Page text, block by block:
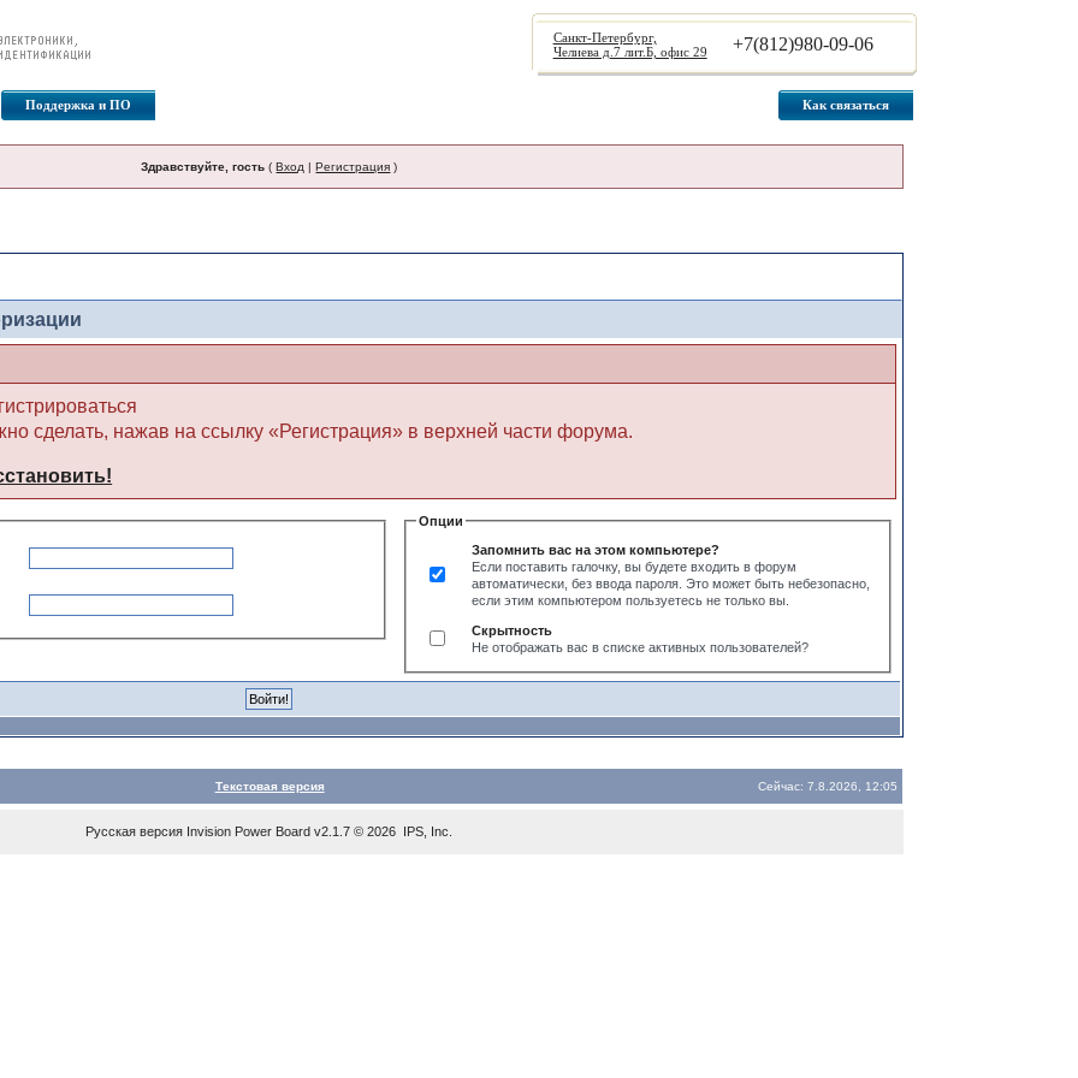
Санкт-Петербург,
Челиева д.7 лит.Б, офис 29
+7(812)980-09-06
Поддержка и ПО Как связаться
Здравствуйте, гость (Вход |Регистрация )
сделать, нажав на ссылку «Регистрация» в верхней части форума.
Опции
Запомнить вас на этом компьютере?
Если поставить галочку, вы будете входить в форум
автоматически, без ввода пароля. Это может быть небезопасно,
если этим компьютером пользуетесь не только вы.
Скрытность
Не отображать вас в списке активных пользователей?
Текстовая версия Сейчас: 7.8.2026, 12:05
Русская версия Invision Power Board v2.1.7 © 2026 IPS, Inc.